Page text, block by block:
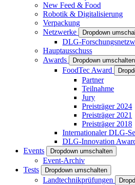
New Feed & Food
Robotik & Digitalisierung
Verpackung
Netzwerke
Dropdown
DLG-
Hauptausschuss
Awards
Dropdown umschalten
FoodTec Award
Partner
Teilnahme
Jury
Preisträger 2024
Preisträger 2021
Preisträger 2018
Internationaler DLG-
DLG-Innovation
Events
Dropdown umschalten
Event-Archiv
Tests
Dropdown umschalten
Landtechnikprüfungen